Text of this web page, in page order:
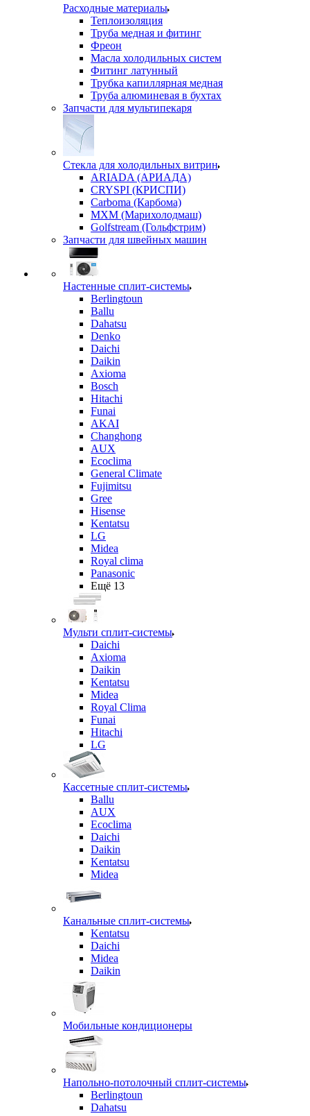
Расходные материалы
Теплоизоляция
Труба медная и фитинг
Фреон
Масла холодильных систем
Фитинг латунный
Трубка капиллярная медная
Труба алюминевая в бухтах
Запчасти для мультипекаря
Стекла для холодильных витрин
ARIADA (АРИАДА)
CRYSPI (КРИСПИ)
Carboma (Карбома)
MXM (Марихолодмаш)
Golfstream (Гольфстрим)
Запчасти для швейных машин
Настенные сплит-системы
Berlingtoun
Ballu
Dahatsu
Denko
Daichi
Daikin
Axioma
Bosch
Hitachi
Funai
AKAI
Changhong
AUX
Ecoclima
General Climate
Fujimitsu
Gree
Hisense
Kentatsu
LG
Midea
Royal clima
Panasonic
Ещё 13
Мульти сплит-системы
Daichi
Axioma
Daikin
Kentatsu
Midea
Royal Clima
Funai
Hitachi
LG
Кассетные сплит-системы
Ballu
AUX
Ecoclima
Daichi
Daikin
Kentatsu
Midea
Канальные сплит-системы
Kentatsu
Daichi
Midea
Daikin
Мобильные кондиционеры
Напольно-потолочный сплит-системы
Berlingtoun
Dahatsu